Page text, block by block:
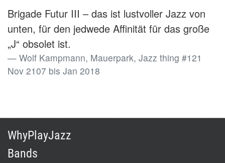
Brigade Futur III – das ist lustvoller Jazz von
unten, für den jedwede Affinität für das große
„J“ obsolet ist.
Wolf Kampmann, Mauerpark, Jazz thing #121
Nov 2107 bis Jan 2018
WhyPlayJazz
Bands